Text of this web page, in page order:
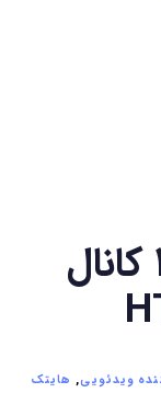
دی وی آر (DVR) 16 کانال
ویدئویی, هایتک